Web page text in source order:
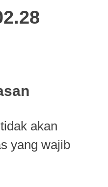
akan
yang wajib